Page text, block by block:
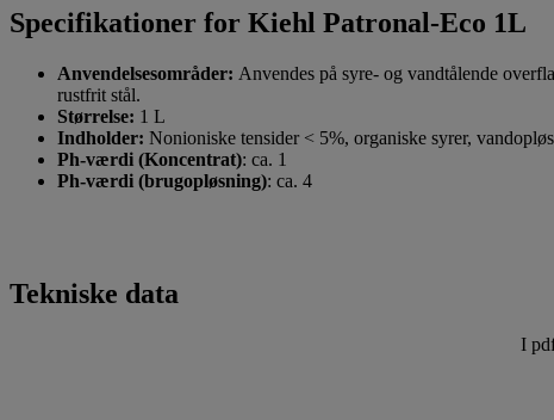
Specifikationer for Kiehl Patronal-Eco 1L
Anvendelsesområder: Anvendes på syre- og vandtålende
rustfrit stål.
Størrelse: 1 L
Indholder: Nonioniske tensider < 5%, organiske syrer,
Ph-værdi (Koncentrat): ca. 1
Ph-værdi (brugopløsning): ca. 4
Tekniske data
I